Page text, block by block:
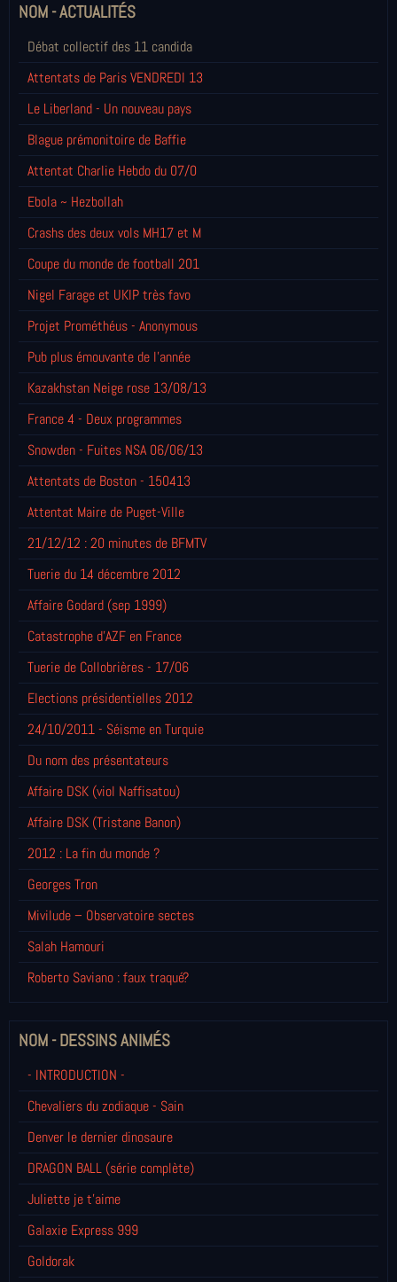
NOM - ACTUALITÉS
Débat collectif des 11 candida
Attentats de Paris VENDREDI 13
Le Liberland - Un nouveau pays
Blague prémonitoire de Baffie
Attentat Charlie Hebdo du 07/0
Ebola ~ Hezbollah
Crashs des deux vols MH17 et M
Coupe du monde de football 201
Nigel Farage et UKIP très favo
Projet Prométhéus - Anonymous
Pub plus émouvante de l'année
Kazakhstan Neige rose 13/08/13
France 4 - Deux programmes
Snowden - Fuites NSA 06/06/13
Attentats de Boston - 150413
Attentat Maire de Puget-Ville
21/12/12 : 20 minutes de BFMTV
Tuerie du 14 décembre 2012
Affaire Godard (sep 1999)
Catastrophe d'AZF en France
Tuerie de Collobrières - 17/06
Elections présidentielles 2012
24/10/2011 - Séisme en Turquie
Du nom des présentateurs
Affaire DSK (viol Naffisatou)
Affaire DSK (Tristane Banon)
2012 : La fin du monde ?
Georges Tron
Mivilude – Observatoire sectes
Salah Hamouri
Roberto Saviano : faux traqué?
NOM - DESSINS ANIMÉS
- INTRODUCTION -
Chevaliers du zodiaque - Sain
Denver le dernier dinosaure
DRAGON BALL (série complète)
Juliette je t’aime
Galaxie Express 999
Goldorak